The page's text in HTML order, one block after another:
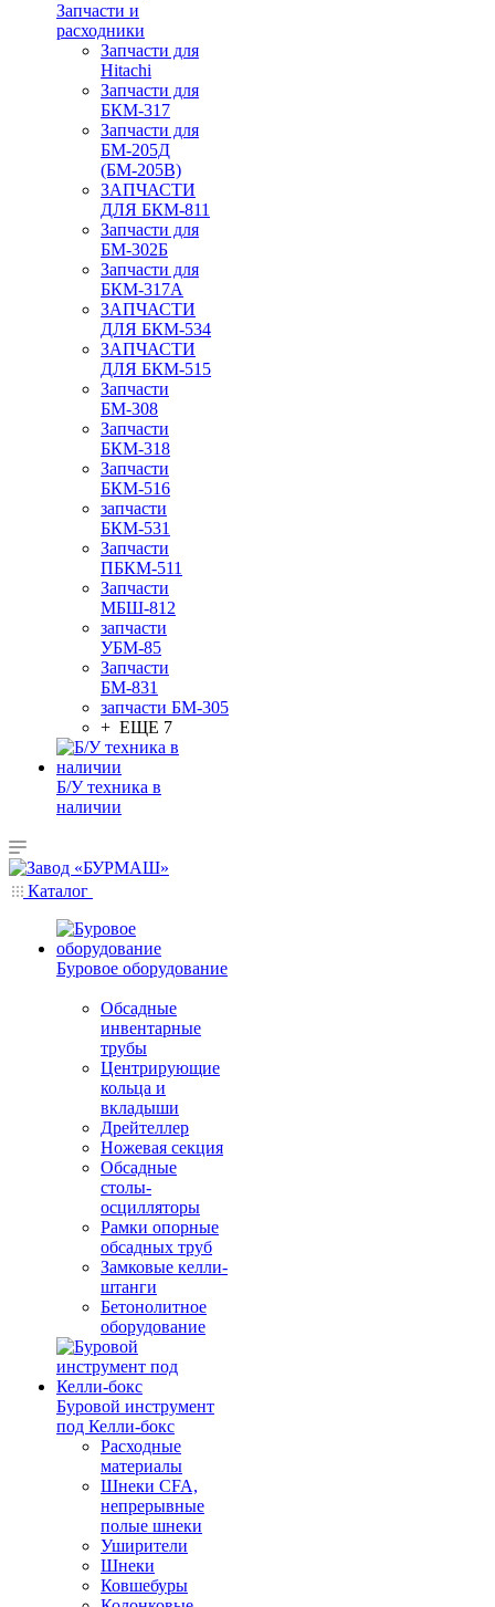
Запчасти и
расходники
Запчасти для
Hitachi
Запчасти для
БКМ-317
Запчасти для
БМ-205Д
(БМ-205В)
ЗАПЧАСТИ
ДЛЯ БКМ-811
Запчасти для
БМ-302Б
Запчасти для
БКМ-317А
ЗАПЧАСТИ
ДЛЯ БКМ-534
ЗАПЧАСТИ
ДЛЯ БКМ-515
Запчасти
БМ-308
Запчасти
БКМ-318
Запчасти
БКМ-516
запчасти
БКМ-531
Запчасти
ПБКМ-511
Запчасти
МБШ-812
запчасти
УБМ-85
Запчасти
БМ-831
запчасти БМ-305
+ ЕЩЕ 7
Б/У техника в
наличии
Каталог
Буровое оборудование
Обсадные
инвентарные
трубы
Центрирующие
кольца и
вкладыши
Дрейтеллер
Ножевая секция
Обсадные
столы-
осцилляторы
Рамки опорные
обсадных труб
Замковые келли-
штанги
Бетонолитное
оборудование
Буровой инструмент
под Келли-бокс
Расходные
материалы
Шнеки CFA,
непрерывные
полые шнеки
Уширители
Шнеки
Ковшебуры